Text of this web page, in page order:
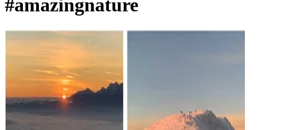
#amazingnature